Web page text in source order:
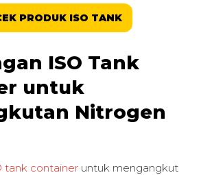
PRODUK ISO TANK
ISO Tank
untuk
Nitrogen
tank container untuk mengangkut